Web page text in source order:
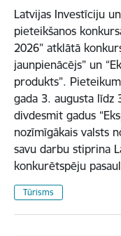
Latvijas Investīciju
pieteikšanos
2026” atklātā
jaunpienācējs” un
produkts”.
gada 3. augusta līdz
divdesmit gadus
nozīmīgākais valsts
savu darbu stiprina
konkurētspēju
Tūrisms